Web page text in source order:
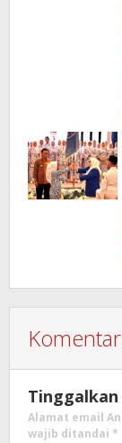
Komentar
Tinggalkan
Alamat email
wajib ditandai *